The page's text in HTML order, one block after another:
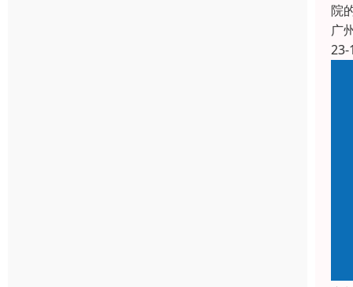
院
广
23-